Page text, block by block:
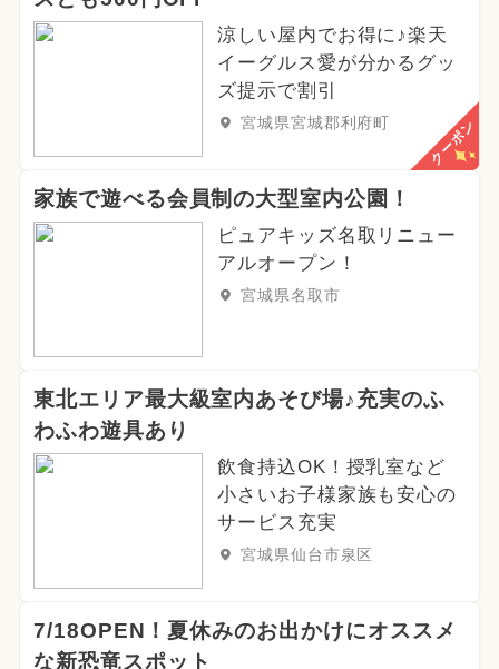
涼しい屋内でお得に♪楽天
イーグルス愛が分かるグッ
ズ提示で割引
宮城県宮城郡利府町 クーポン
家族で遊べる会員制の大型室内公園！
ピュアキッズ名取リニュー
アルオープン！
宮城県名取市
東北エリア最大級室内あそび場♪充実のふ
わふわ遊具あり
飲食持込OK！授乳室など
小さいお子様家族も安心の
サービス充実
宮城県仙台市泉区
7/18OPEN！夏休みのお出かけにオススメ
な新恐竜スポット